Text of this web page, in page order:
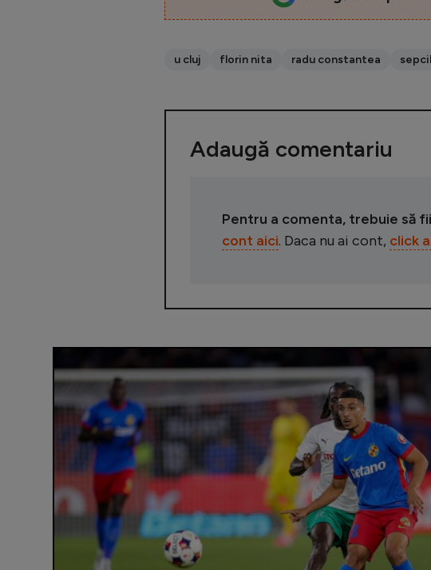
u cluj florin nita radu constantea
Adaugă comentariu
Pentru a comenta, trebuie să
cont aici. Daca nu ai cont, click